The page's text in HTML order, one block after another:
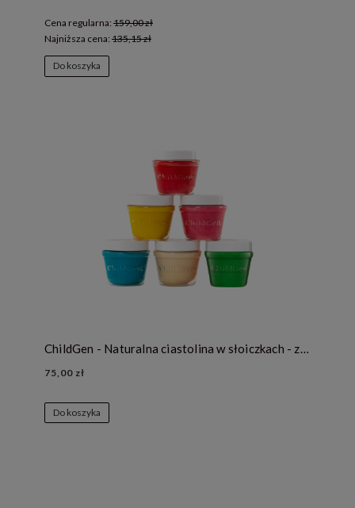
Cena regularna: 159,00 zł
Najniższa cena: 135,15 zł
Do koszyka
ChildGen - Naturalna ciastolina w słoiczkach - zestaw 6 kolorów
75,00 zł
Do koszyka